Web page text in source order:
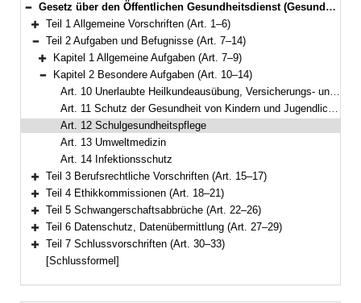
Bereich reduzieren
Gesetz über den Öffentlichen Gesundheitsdienst (Gesundheitsdienstgesetz – GDG) Vom 10. Mai 2022 (GVBl. S. 182) BayRS 2120-12-G (Art. 1–33)
Bereich erweitern
Teil 1 Allgemeine Vorschriften (Art. 1–6)
Bereich reduzieren
Teil 2 Aufgaben und Befugnisse (Art. 7–14)
Bereich erweitern
Kapitel 1 Allgemeine Aufgaben (Art. 7–9)
Bereich reduzieren
Kapitel 2 Besondere Aufgaben (Art. 10–14)
Art. 10 Unerlaubte Heilkundeausübung, Versicherungs- und Anzeigepflichten
Art. 11 Schutz der Gesundheit von Kindern und Jugendlichen
Art. 12 Schulgesundheitspflege
Art. 13 Umweltmedizin
Art. 14 Infektionsschutz
Bereich erweitern
Teil 3 Berufsrechtliche Vorschriften (Art. 15–17)
Bereich erweitern
Teil 4 Ethikkommissionen (Art. 18–21)
Bereich erweitern
Teil 5 Schwangerschaftsabbrüche (Art. 22–26)
Bereich erweitern
Teil 6 Datenschutz, Datenübermittlung (Art. 27–29)
Bereich erweitern
Teil 7 Schlussvorschriften (Art. 30–33)
[Schlussformel]